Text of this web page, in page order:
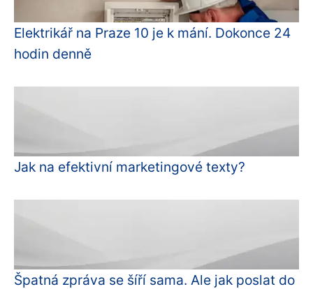
Elektrikář na Praze 10 je k mání. Dokonce 24
hodin denně
Jak na efektivní marketingové texty?
Špatná zpráva se šíří sama. Ale jak poslat do